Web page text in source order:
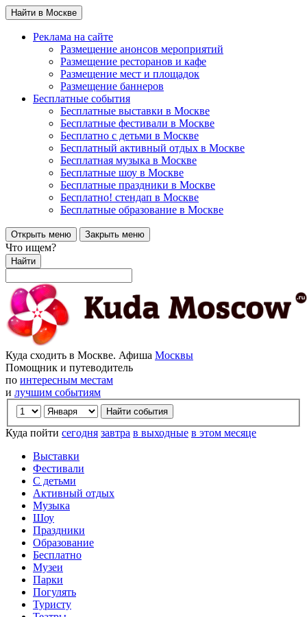
Найти в Москве
Реклама на сайте
Размещение анонсов мероприятий
Размещение ресторанов и кафе
Размещение мест и площадок
Размещение баннеров
Бесплатные события
Бесплатные выставки в Москве
Бесплатные фестивали в Москве
Бесплатно с детьми в Москве
Бесплатный активный отдых в Москве
Бесплатная музыка в Москве
Бесплатные шоу в Москве
Бесплатные праздники в Москве
Бесплатно! стендап в Москве
Бесплатные образование в Москве
Открыть меню Закрыть меню
Что ищем?
Найти
Куда сходить в Москве. Афиша Москвы
Помощник и путеводитель
по интересным местам
и лучшим событиям
Куда пойти сегодня завтра в выходные в этом месяце
Выставки
Фестивали
С детьми
Активный отдых
Музыка
Шоу
Праздники
Образование
Бесплатно
Музеи
Парки
Погулять
Туристу